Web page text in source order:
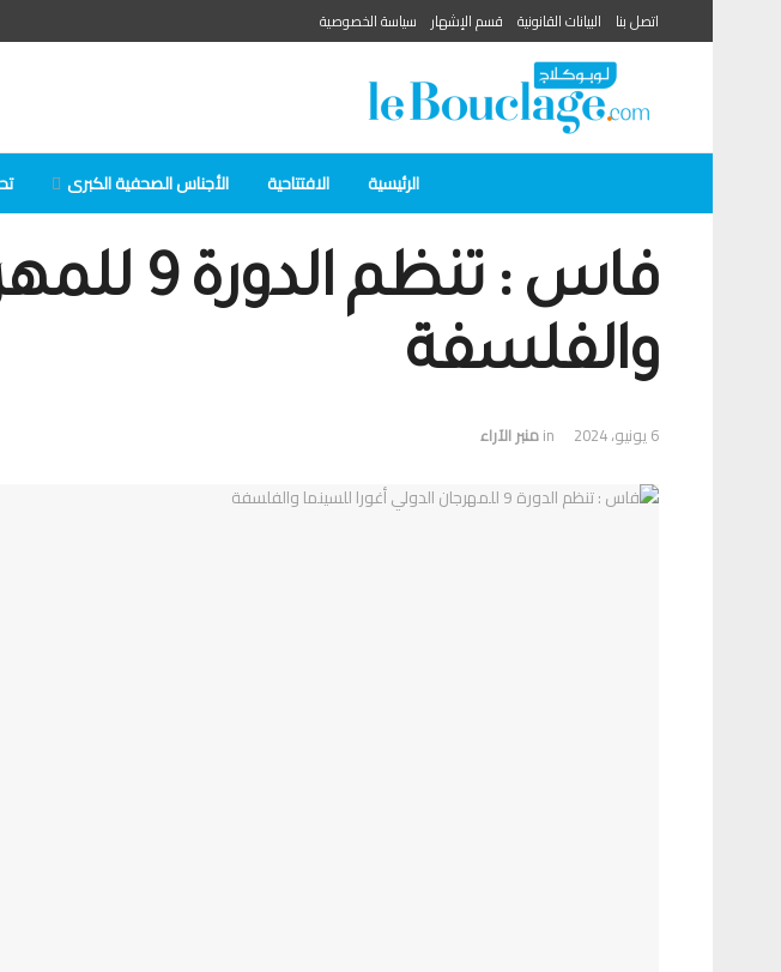
اتصل بنا البيانات القانونية قسم الإشهار سياسة الخصوصية
الرئيسية الافتتاحية الأجناس الصحفية الكبرى
فاس :
والفلسفة
6 يونيو، 2024 inمنبر الآراء